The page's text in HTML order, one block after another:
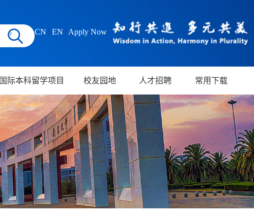
CN | EN | Apply Now
国际本科留学项目 校友园地 人才招聘 常用下载